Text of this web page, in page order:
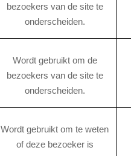
bezoekers van de site te
onderscheiden.
Wordt gebruikt om de
bezoekers van de site te
onderscheiden.
Wordt gebruikt om te weten
of deze bezoeker is